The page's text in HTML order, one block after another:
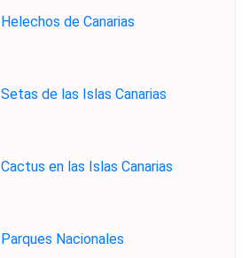
Helechos de Canarias
Setas de las Islas Canarias
Cactus en las Islas Canarias
Parques Nacionales